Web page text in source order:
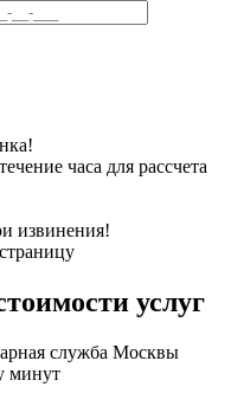
часа для рассчета
извинения!
услуг
служба Москвы
минут